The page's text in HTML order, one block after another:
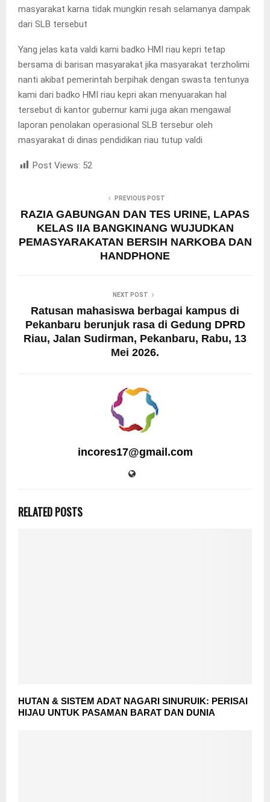
masyarakat karna tidak mungkin resah selamanya dampak
dari SLB tersebut
Yang jelas kata valdi kami badko HMI riau kepri tetap
bersama di barisan masyarakat jika masyarakat terzholimi
nanti akibat pemerintah berpihak dengan swasta tentunya
kami dari badko HMI riau kepri akan menyuarakan hal
tersebut di kantor gubernur kami juga akan mengawal
laporan penolakan operasional SLB tersebur oleh
masyarakat di dinas pendidikan riau tutup valdi
Post Views: 52
PREVIOUS POST
RAZIA GABUNGAN DAN TES URINE, LAPAS
KELAS IIA BANGKINANG WUJUDKAN
PEMASYARAKATAN BERSIH NARKOBA DAN
HANDPHONE
NEXT POST
Ratusan mahasiswa berbagai kampus di
Pekanbaru berunjuk rasa di Gedung DPRD
Riau, Jalan Sudirman, Pekanbaru, Rabu, 13
Mei 2026.
incores17@gmail.com
RELATED POSTS
HUTAN & SISTEM ADAT NAGARI SINURUIK: PERISAI
HIJAU UNTUK PASAMAN BARAT DAN DUNIA